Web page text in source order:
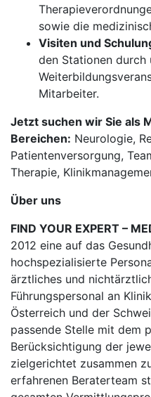
sowie die
Visiten und
den Stationen durch
Mitarbeiter.
Jetzt suchen wir Sie als
Bereichen: Neurologie,
Patientenversorgung,
Therapie,
Über uns
FIND YOUR EXPERT –
2012 eine auf das
hochspezialisierte
ärztliches und
Führungspersonal an
Österreich und der
passende Stelle mit dem
Berücksichtigung der
zielgerichtet zusammen
erfahrenen Beraterteam